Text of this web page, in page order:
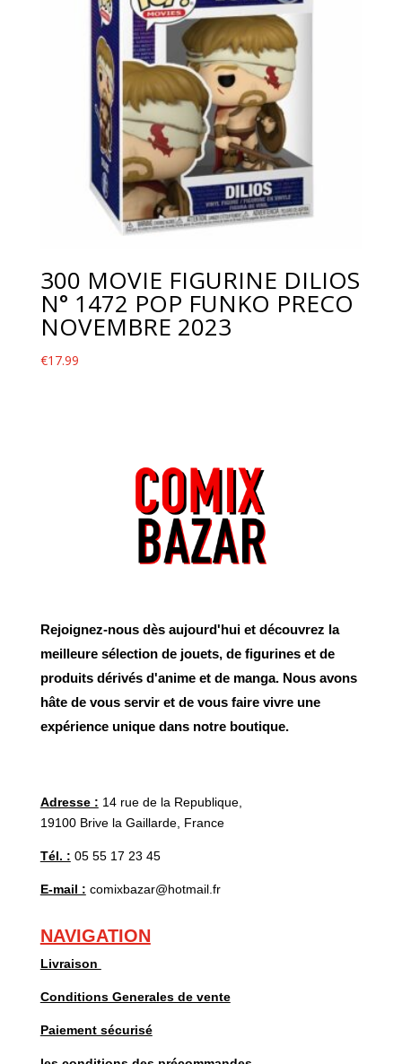
300 MOVIE FIGURINE DILIOS
N° 1472 POP FUNKO PRECO
NOVEMBRE 2023
€17.99
Rejoignez-nous dès aujourd'hui et découvrez la
meilleure sélection de jouets, de figurines et de
produits dérivés d'anime et de manga. Nous avons
hâte de vous servir et de vous faire vivre une
expérience unique dans notre boutique.
Adresse : 14 rue de la Republique,
19100 Brive la Gaillarde, France
Tél. : 05 55 17 23 45
E-mail : comixbazar@hotmail.fr
NAVIGATION
Livraison
Conditions Generales de vente
Paiement sécurisé